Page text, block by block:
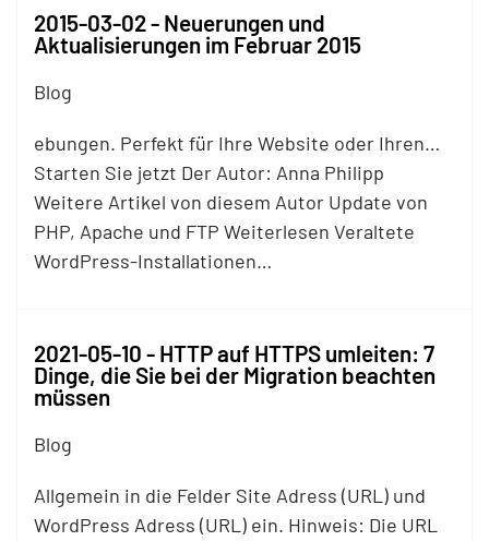
2015-03-02 - Neuerungen und
Aktualisierungen im Februar 2015
Blog
ebungen. Perfekt für Ihre Website oder Ihren…
Starten Sie jetzt Der Autor: Anna Philipp
Weitere Artikel von diesem Autor Update von
PHP, Apache und FTP Weiterlesen Veraltete
WordPress-Installationen…
2021-05-10 - HTTP auf HTTPS umleiten: 7
Dinge, die Sie bei der Migration beachten
müssen
Blog
Allgemein in die Felder Site Adress (URL) und
WordPress Adress (URL) ein. Hinweis: Die URL